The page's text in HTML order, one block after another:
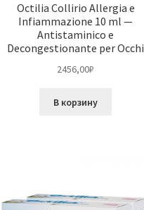
Octilia Collirio Allergia e
Infiammazione 10 ml —
Antistaminico e
Decongestionante per Occhi
2456,00₽
В корзину